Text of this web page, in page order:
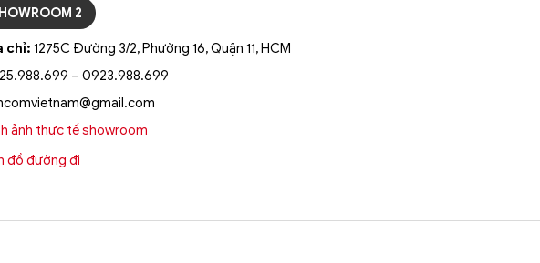
2
chỉ: 1275C Đường 3/2, Phường 16, Quận 11, HCM
– 0923.988.699
ảnh thực tế showroom
đồ đường đi